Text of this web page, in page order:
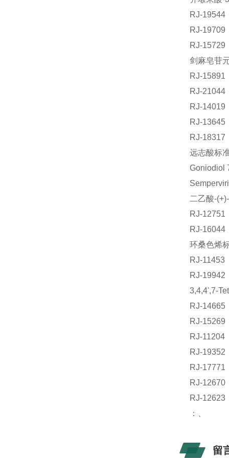
RJ-
RJ-
RJ-
剑麻皂苷
RJ-
RJ-
RJ-
RJ-
RJ-
远志酸标
Goniodiol
二乙酸-
RJ-
RJ-
环桑色烯
RJ-
RJ-
3,4,4',7-
RJ-
RJ-
RJ-
RJ-
RJ-
RJ-
RJ-
：、
留